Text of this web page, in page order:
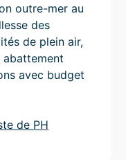
outre-mer au
des
de plein air,
abattement
avec budget
de PH